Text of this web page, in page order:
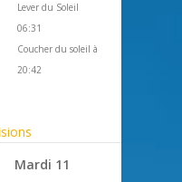
Lever du Soleil
06:31
Coucher du soleil à
20:42
Mardi 11